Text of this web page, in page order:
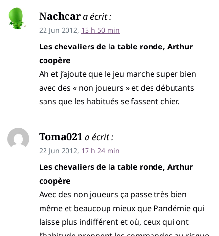
Nachcara écrit :
22 Jun 2012, 13 h 50 min
Les chevaliers de la table ronde, Arthur
coopère
Ah et j’ajoute que le jeu marche super bien
avec des « non joueurs » et des débutants
sans que les habitués se fassent chier.
Toma021a écrit :
22 Jun 2012, 17 h 24 min
Les chevaliers de la table ronde, Arthur
coopère
Avec des non joueurs ça passe très bien
même et beaucoup mieux que Pandémie qui
laisse plus indifférent et où, ceux qui ont